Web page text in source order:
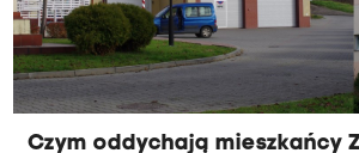
Czym oddychają mieszkańcy